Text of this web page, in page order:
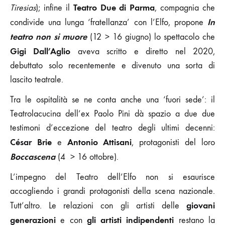
Tiresias); infine il Teatro Due di Parma, compagnia che
condivide una lunga ‘fratellanza’ con l’Elfo, propone In
teatro non si muore(12 > 16 giugno) lo spettacolo che
Gigi Dall’Aglio aveva scritto e diretto nel 2020,
debuttato solo recentemente e divenuto una sorta di
lascito teatrale.
Tra le ospitalità se ne conta anche una ‘fuori sede’: il
Teatrolacucina dell’ex Paolo Pini dà spazio a due due
testimoni d’eccezione del teatro degli ultimi decenni:
César Briee Antonio Attisani, protagonisti del loro
Boccascena (4 > 16 ottobre).
L’impegno del Teatro dell’Elfo non si esaurisce
accogliendo i grandi protagonisti della scena nazionale.
Tutt’altro. Le relazioni con gli artisti delle giovani
generazionie con gli artisti indipendenti restano la